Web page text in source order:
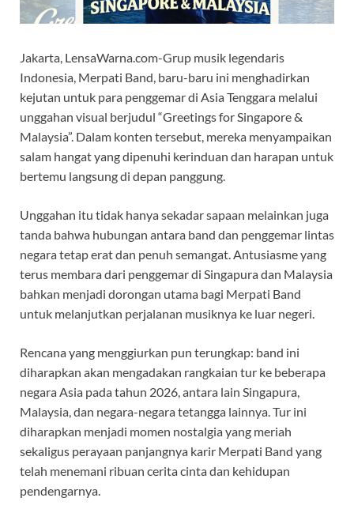
Jakarta, LensaWarna.com-Grup musik legendaris
Indonesia, Merpati Band, baru-baru ini menghadirkan
kejutan untuk para penggemar di Asia Tenggara melalui
unggahan visual berjudul “Greetings for Singapore &
Malaysia”. Dalam konten tersebut, mereka menyampaikan
salam hangat yang dipenuhi kerinduan dan harapan untuk
bertemu langsung di depan panggung.
Unggahan itu tidak hanya sekadar sapaan melainkan juga
tanda bahwa hubungan antara band dan penggemar lintas
negara tetap erat dan penuh semangat. Antusiasme yang
terus membara dari penggemar di Singapura dan Malaysia
bahkan menjadi dorongan utama bagi Merpati Band
untuk melanjutkan perjalanan musiknya ke luar negeri.
Rencana yang menggiurkan pun terungkap: band ini
diharapkan akan mengadakan rangkaian tur ke beberapa
negara Asia pada tahun 2026, antara lain Singapura,
Malaysia, dan negara-negara tetangga lainnya. Tur ini
diharapkan menjadi momen nostalgia yang meriah
sekaligus perayaan panjangnya karir Merpati Band yang
telah menemani ribuan cerita cinta dan kehidupan
pendengarnya.